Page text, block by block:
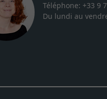
Téléphone: +33 9
Du lundi au